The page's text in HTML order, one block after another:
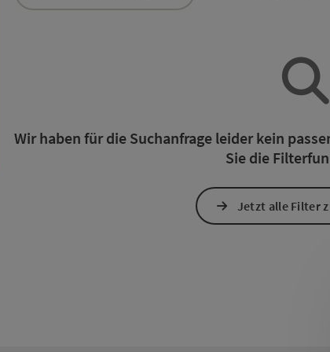
Wir haben für die Suchanfrage leider kein
Sie die
Jetzt alle Filter